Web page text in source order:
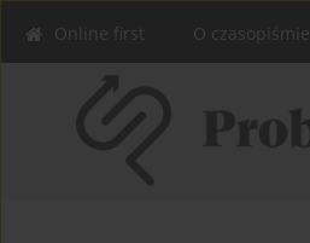
Online first O czasopiśmie